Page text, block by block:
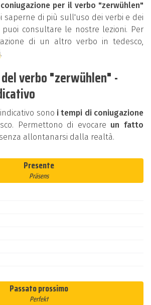
per il verbo "zerwühlen"
saperne di più sull'uso dei verbi e dei
consultare le nostre lezioni. Per
di un altro verbo in tedesco,
.
verbo "zerwühlen" -
sono i tempi di coniugazione
Permettono di evocare un fatto
allontanarsi dalla realtà.
Presente
Präsens
Passato prossimo
Perfekt